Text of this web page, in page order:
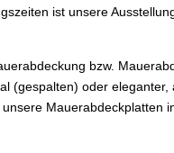
ist unsere
bzw.
(gespalten) oder
Mauerabdeckplatten